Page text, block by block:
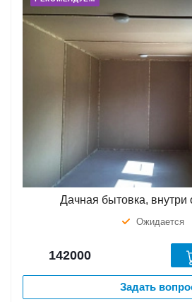
Дачная бытовка, внутри
Ожидается
142000
Задать